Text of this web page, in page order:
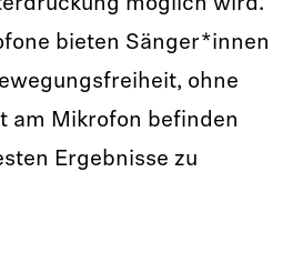
möglich wird.
bieten Sänger*innen
ohne
am Mikrofon befinden
Ergebnisse zu